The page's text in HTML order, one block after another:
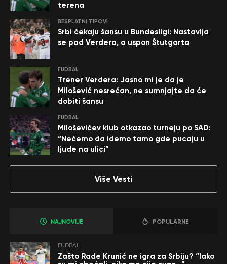
terena
BESPLATNI TIPOVI
Srbi čekaju šansu u Bundesligi: Nastavlja
se pad Verdera, a uspon Štutgarta
FUDBAL
Trener Verdera: Jasno mi je da je
Milošević nesrećan, ne sumnjajte da će
dobiti šansu
FUDBAL
Miloševićev klub otkazao turneju po SAD:
“Nećemo da idemo tamo gde pucaju u
ljude na ulici”
Više Vesti
NAJNOVIJE POPULARNE
FUDBAL
Zašto Rade Krunić ne igra za Srbiju? “Iako